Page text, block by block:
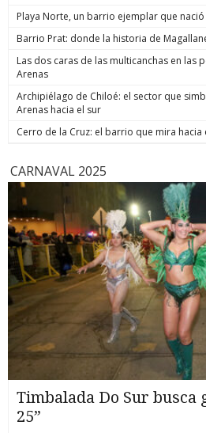
Playa Norte, un barrio ejemplar que
Barrio Prat: donde la historia de
Las dos caras de las multicanchas en las
Arenas
Archipiélago de Chiloé: el sector que
Arenas hacia el sur
Cerro de la Cruz: el barrio que mira hacia
CARNAVAL 2025
Timbalada Do Sur busca
25”